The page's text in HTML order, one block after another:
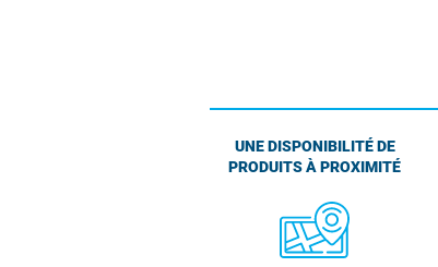
UNE DISPONIBILITÉ DE
PRODUITS À PROXIMITÉ